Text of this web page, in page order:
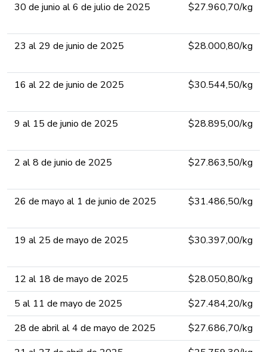
30 de junio al 6 d​e julio de 2025​​​​​​ ​​$27.960,70​​​/kg​
23 al 29 de junio de 2025​​​​​​ ​​$28.000,80​​/kg​
16 al 22 de junio de 2025​​​​​​ ​​$30.544,50​​/kg​
9 al 15 de junio de 2025​​​​ ​​$28.895,00​/kg​
2 al 8 de junio de 2025​​​​ ​​$27.863,50/kg​
26 de mayo al 1 de junio de 2025​​​​ ​​$31.486,50​​/kg​
19 al 25 de mayo de 2025​​​​ ​​$30.397,00​/kg​
12 al 18 de mayo de 2025​​​​
​​$28.050,80​​/kg​
5 al 11 de mayo de 2025​​​​
​​$27.484,20​/kg​
28 de abril al 4 de mayo de 2025​​​​
​​$27.686,70​​​/kg​